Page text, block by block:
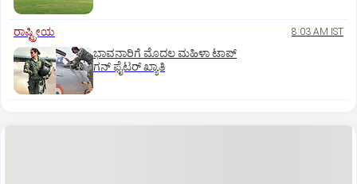
ರಾಷ್ಟ್ರೀಯ 8:03 AM IST
ಭಾವನಾರಿಗೆ ಮೊದಲ ಮಹಿಳಾ ಟಾಪ್‌
ಗನ್‌ ಫೈಟರ್‌ ಖ್ಯಾತಿ